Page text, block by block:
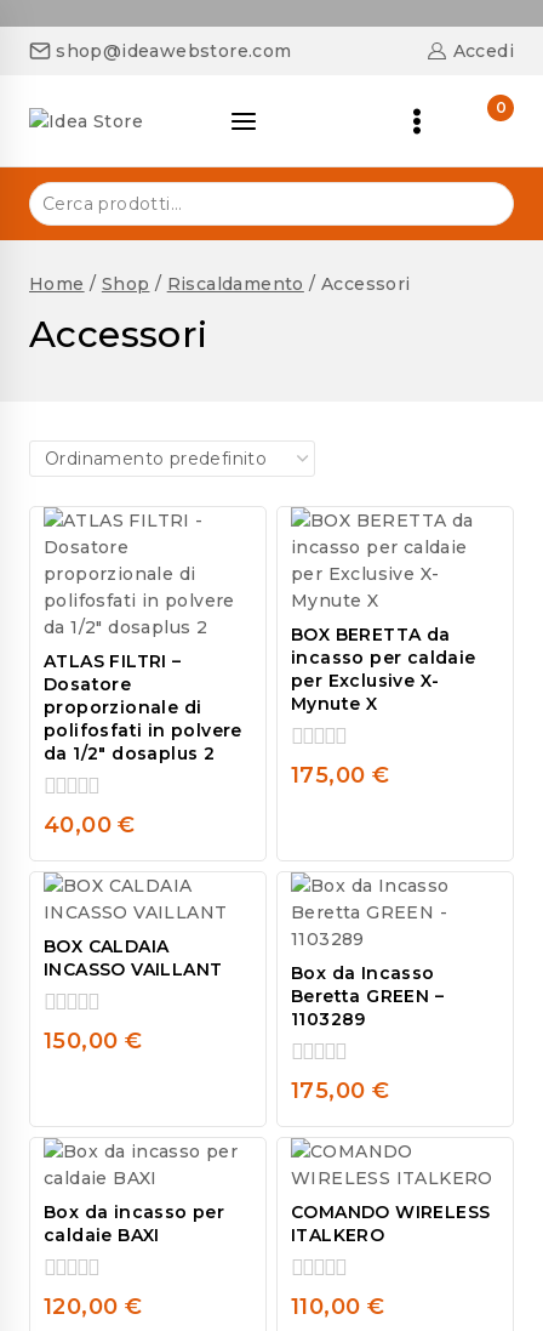
shop@ideawebstore.com Accedi
0
Home / Shop / Riscaldamento / Accessori
Accessori
ATLAS FILTRI –
Dosatore
proporzionale di
polifosfati in polvere
da 1/2″ dosaplus 2
0
of
5
40,00€
BOX BERETTA da
incasso per caldaie
per Exclusive X-
Mynute X
0
175,00 €
BOX CALDAIA
INCASSO VAILLANT
0
150,00 €
Box da Incasso
Beretta GREEN –
1103289
0
of
5
175,00 €
Box da incasso per
caldaie BAXI
0
120,00 €
COMANDO WIRELESS
ITALKERO
0
110,00 €